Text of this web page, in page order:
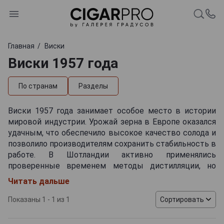
Главная Виски
Виски 1957 года
По странам Разделы
Виски 1957 года занимает особое место в истории
мировой индустрии. Урожай зерна в Европе оказался
удачным, что обеспечило высокое качество солода и
позволило производителям сохранить стабильность в
работе. В Шотландии активно применялись
проверенные временем методы дистилляции, но
постепенно начинались эксперименты с выдержкой
и выбором бочек. Ирландские мастера оставались
верны тройной перегонке, благодаря чему напитки
получались мягкими и гармоничными. В Америке на
Читать дальше
Показаны 1 - 1 из 1 Сортировать